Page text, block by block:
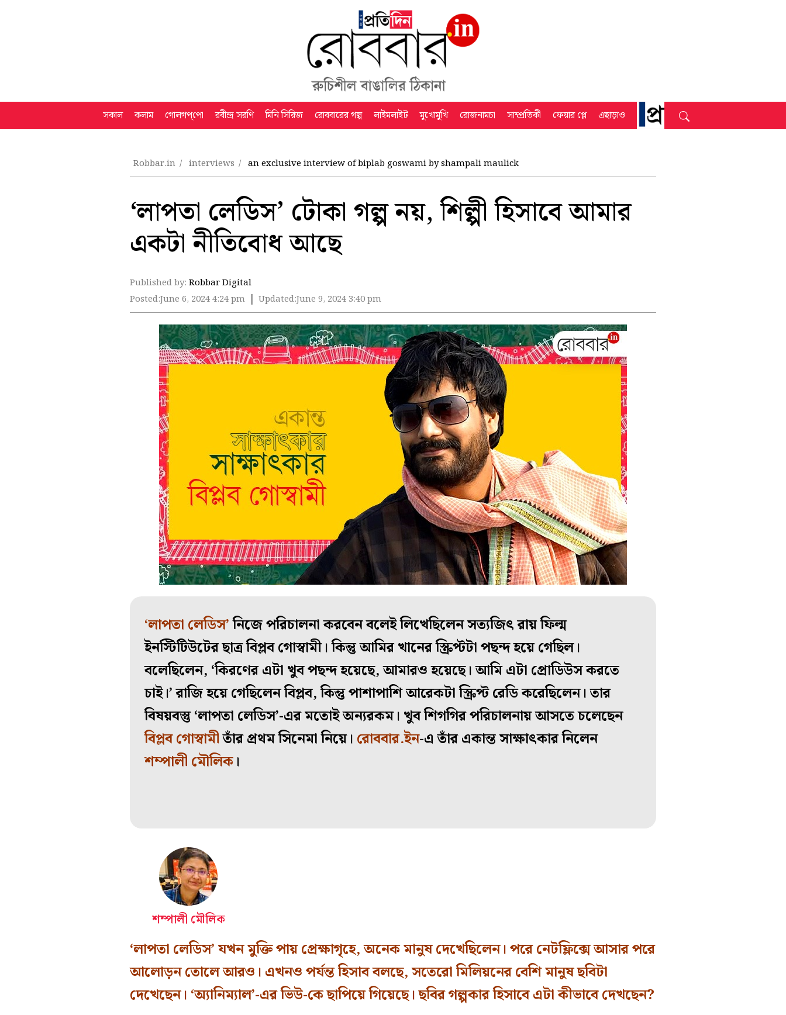
সকাল কলাম গোলগপ্‌পো রবীন্দ্র সরণি মিনি সিরিজ রোববারের গল্প লাইমলাইট মুখোমুখি রোজনামচা সাম্প্রতিকী ফেয়ার প্লে এছাড়াও
Robbar.in interviews an exclusive interview of biplab goswami by shampali maulick
‘লাপতা লেডিস’ টোকা গল্প নয়, শিল্পী হিসাবে আমার
একটা নীতিবোধ আছে
Published by: Robbar Digital
Posted:June 6, 2024 4:24 pm Updated:June 9, 2024 3:40 pm
‘লাপতা লেডিস’নিজে পরিচালনা করবেন বলেই লিখেছিলেন সত‌্যজিৎ রায় ফিল্ম
ইনস্টিটিউটের ছাত্র বিপ্লব গোস্বামী। কিন্তু আমির খানের স্ক্রিপ্টটা পছন্দ হয়ে গেছিল।
বলেছিলেন, ‘কিরণের এটা খুব পছন্দ হয়েছে, আমারও হয়েছে। আমি এটা প্রোডিউস করতে
চাই।’ রাজি হয়ে গেছিলেন বিপ্লব, কিন্তু পাশাপাশি আরেকটা স্ক্রিপ্ট রেডি করেছিলেন। তার
বিষয়বস্তু ‘লাপতা লেডিস’-এর মতোই অন‌্যরকম। খুব শিগগির পরিচালনায় আসতে চলেছেন
বিপ্লব গোস্বামীতাঁর প্রথম সিনেমা নিয়ে। রোববার.ইন-এ তাঁর একান্ত সাক্ষাৎকার নিলেন
শম্পালী মৌলিক।
শম্পালী মৌলিক
‘লাপতা লেডিস’ যখন মুক্তি পায় প্রেক্ষাগৃহে, অনেক মানুষ দেখেছিলেন। পরে নেটফ্লিক্সে আসার পরে
আলোড়ন তোলে আরও। এখনও পর্যন্ত হিসাব বলছে, সতেরো মিলিয়নের বেশি মানুষ ছবিটা
দেখেছেন। ‘অ‌্যানিম‌্যাল’-এর ভিউ-কে ছাপিয়ে গিয়েছে। ছবির গল্পকার হিসাবে এটা কীভাবে দেখছেন?